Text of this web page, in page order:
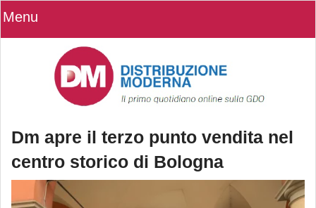
Menu
Dm apre il terzo punto vendita nel
centro storico di Bologna